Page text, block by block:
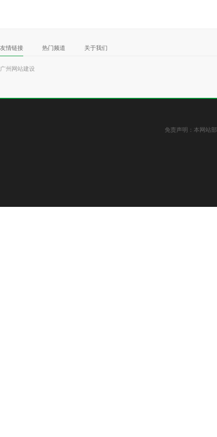
友情链接 热门频道 关于我们
广州网站建设
免责声明：本网站